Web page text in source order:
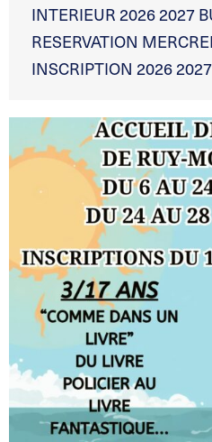
INTERIEUR 2026 2027
RESERVATION
INSCRIPTION 2026 2027